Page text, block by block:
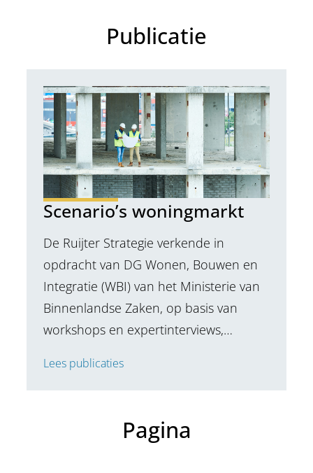
Publicatie
Scenario’s woningmarkt
De Ruijter Strategie verkende in
opdracht van DG Wonen, Bouwen en
Integratie (WBI) van het Ministerie van
Binnenlandse Zaken, op basis van
workshops en expertinterviews,…
Lees publicaties
Pagina